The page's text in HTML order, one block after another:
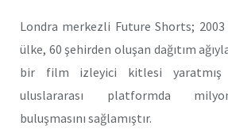
Londra merkezli Future Shorts;
ülke, 60 şehirden oluşan dağıtım
bir film izleyici kitlesi yaratmış
uluslararası platformda
buluşmasını sağlamıştır.